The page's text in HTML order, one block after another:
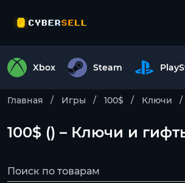
Xbox Steam
Главная Игры 100$ Ключи
100$ () – Ключи и